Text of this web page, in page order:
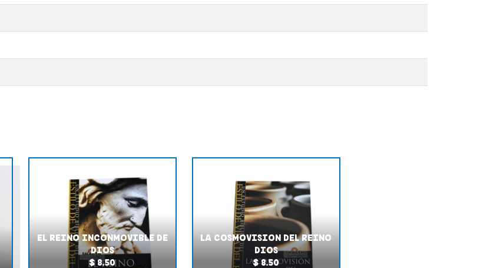
EL REINO INCONMOVIBLE DE
DIOS
$ 8.50
LA COSMOVISION DEL REINO
DIOS
$ 8.50